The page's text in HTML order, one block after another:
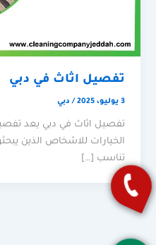
تفصيل اثاث في دبي
3 يوليو، 2025 / دبي
تفصيل اثاث في دبي يعد
الخيارات للاشخاص الذين
تناسب […]